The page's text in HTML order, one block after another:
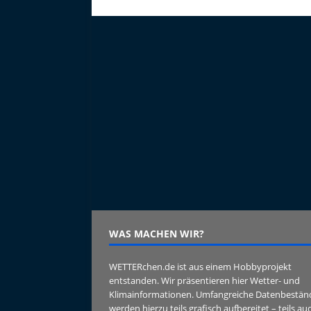
WAS MACHEN WIR?
WETTERchen.de ist aus einem Hobbyprojekt
entstanden. Wir präsentieren hier Wetter- und
Klimainformationen. Umfangreiche
werden hierzu teils grafisch aufbereitet – teils